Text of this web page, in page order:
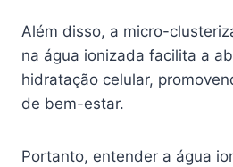
Além disso, a micro-
na água ionizada facilita a
hidratação celular,
de bem-estar.
Portanto, entender a água